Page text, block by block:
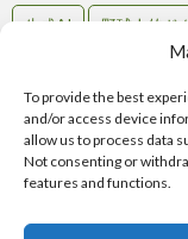
To provide the best
and/or access device
allow us to process data
Not consenting or
features and functions.
生成AI 野球人的ド
RSS
Atom